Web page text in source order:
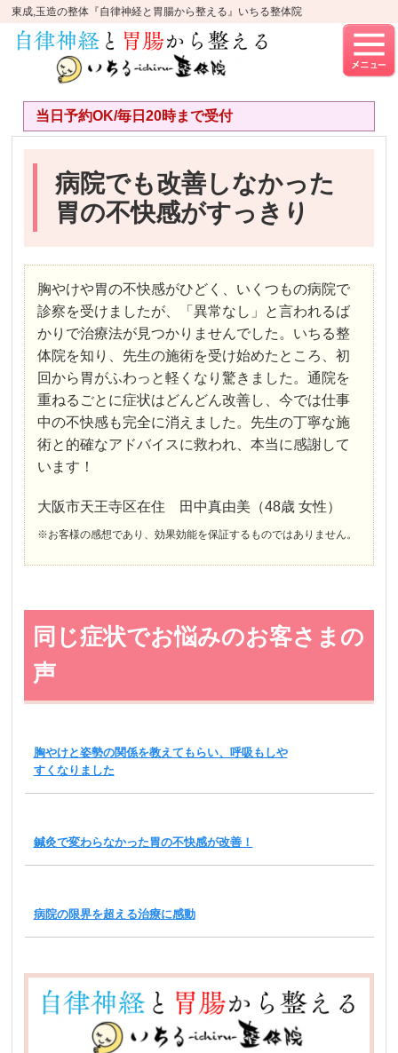
東成,玉造の整体『自律神経と胃腸から整える』いちる整体院
当日予約OK/毎日20時まで受付
病院でも改善しなかった
胃の不快感がすっきり
胸やけや胃の不快感がひどく、いくつもの病院で
診察を受けましたが、「異常なし」と言われるば
かりで治療法が見つかりませんでした。いちる整
体院を知り、先生の施術を受け始めたところ、初
回から胃がふわっと軽くなり驚きました。通院を
重ねるごとに症状はどんどん改善し、今では仕事
中の不快感も完全に消えました。先生の丁寧な施
術と的確なアドバイスに救われ、本当に感謝して
います！
大阪市天王寺区在住 田中真由美（48歳 女性）
※お客様の感想であり、効果効能を保証するものではありません。
同じ症状でお悩みのお客さまの
声
胸やけと姿勢の関係を教えてもらい、呼吸もしや
すくなりました
鍼灸で変わらなかった胃の不快感が改善！
病院の限界を超える治療に感動